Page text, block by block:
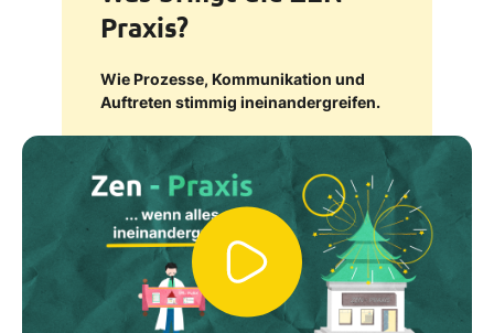
Praxis?
Wie Prozesse, Kommunikation und
Auftreten stimmig ineinandergreifen.